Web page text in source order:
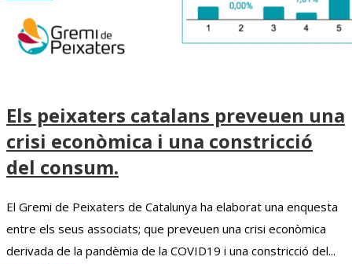
Els peixaters catalans preveuen una
crisi econòmica i una constricció
del consum.
El Gremi de Peixaters de Catalunya ha elaborat una enquesta
entre els seus associats; que preveuen una crisi econòmica
derivada de la pandèmia de la COVID19 i una constricció del...